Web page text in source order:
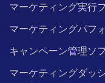
マーケティング実行
マーケティングパフ
キャンペーン管理ソ
マーケティングダッ